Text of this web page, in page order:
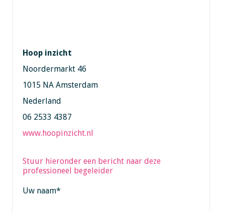
Hoop inzicht
Noordermarkt 46
1015 NA Amsterdam
Nederland
06 2533 4387
www.hoopinzicht.nl
Stuur hieronder een bericht naar deze
professioneel begeleider
Uw naam*